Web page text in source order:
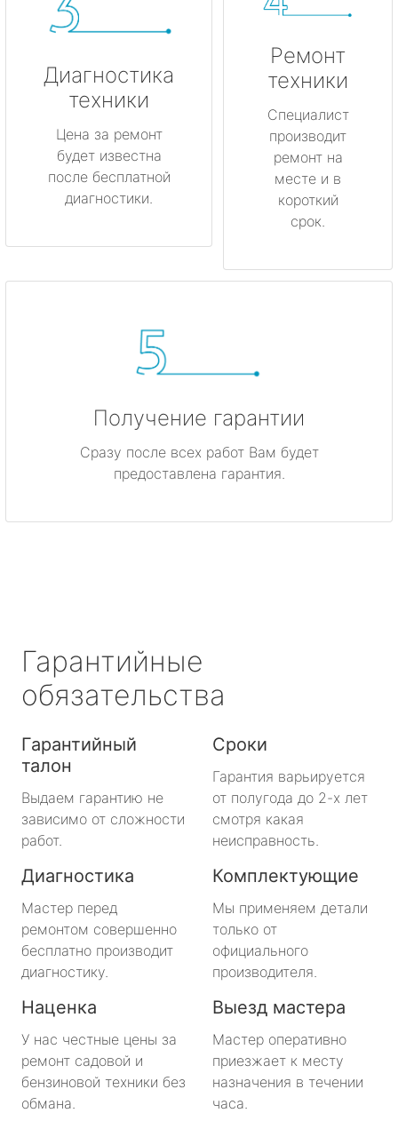
Диагностика
техники
Цена за ремонт
будет известна
после бесплатной
диагностики.
Ремонт
техники
Специалист
производит
ремонт на
месте и в
короткий
срок.
Получение гарантии
Сразу после всех работ Вам будет
предоставлена гарантия.
Гарантийные
обязательства
Гарантийный
талон
Выдаем гарантию не
зависимо от сложности
работ.
Сроки
Гарантия варьируется
от полугода до 2-х лет
смотря какая
неисправность.
Диагностика
Мастер перед
ремонтом совершенно
бесплатно производит
диагностику.
Комплектующие
Мы применяем детали
только от
официального
производителя.
Наценка
У нас честные цены за
ремонт садовой и
бензиновой техники без
обмана.
Выезд мастера
Мастер оперативно
приезжает к месту
назначения в течении
часа.